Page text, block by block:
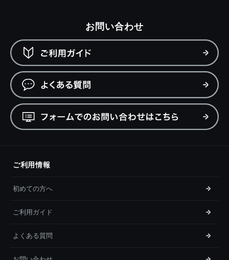
お問い合わせ
ご利用情報
初めての方へ
ご利用ガイド
よくある質問